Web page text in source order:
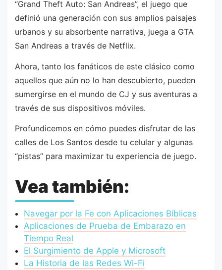
“Grand Theft Auto: San Andreas”, el juego que
definió una generación con sus amplios paisajes
urbanos y su absorbente narrativa, juega a GTA
San Andreas a través de Netflix.
Ahora, tanto los fanáticos de este clásico como
aquellos que aún no lo han descubierto, pueden
sumergirse en el mundo de CJ y sus aventuras a
través de sus dispositivos móviles.
Profundicemos en cómo puedes disfrutar de las
calles de Los Santos desde tu celular y algunas
“pistas” para maximizar tu experiencia de juego.
Vea también:
Navegar por la Fe con Aplicaciones Bíblicas
Aplicaciones de Prueba de Embarazo en
Tiempo Real
El Surgimiento de Apple y Microsoft
La Historia de las Redes Wi-Fi